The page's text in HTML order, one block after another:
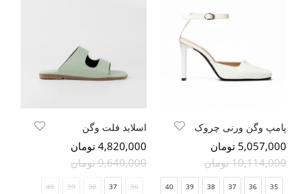
پامپ وگن ورنی چروک
5,057,000 تومان
10,114,000 تومان
35
36
37
38
39
40
اسلاید فلت وگن
4,820,000 تومان
9,640,000 تومان
36
37
38
39
40